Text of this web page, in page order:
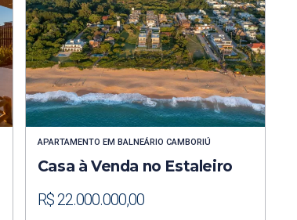
APARTAMENTO EM BALNEÁRIO CAMBORIÚ
Casa à Venda no Estaleiro
R$ 22.000.000,00